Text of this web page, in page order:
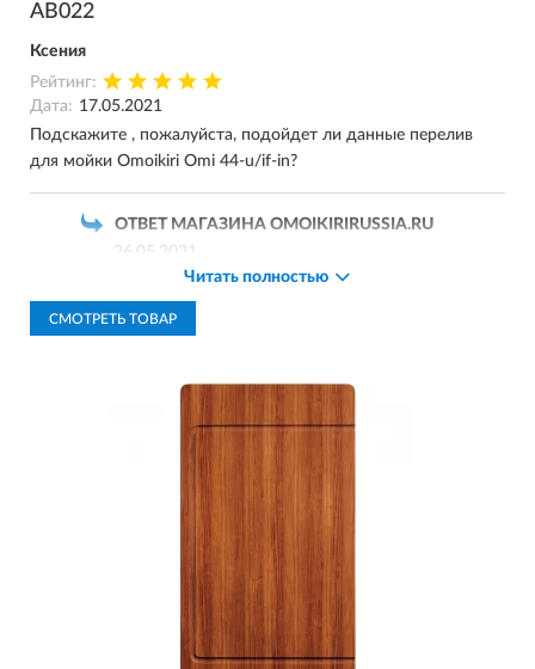
AB022
Ксения
Рейтинг:
Дата: 17.05.2021
Подскажите , пожалуйста, подойдет ли данные перелив
для мойки Omoikiri Omi 44-u/if-in?
ОТВЕТ МАГАЗИНА OMOIKIRIRUSSIA.RU
26.05.2021
Добрый день!
модели.
Читать полностью
СМОТРЕТЬ ТОВАР